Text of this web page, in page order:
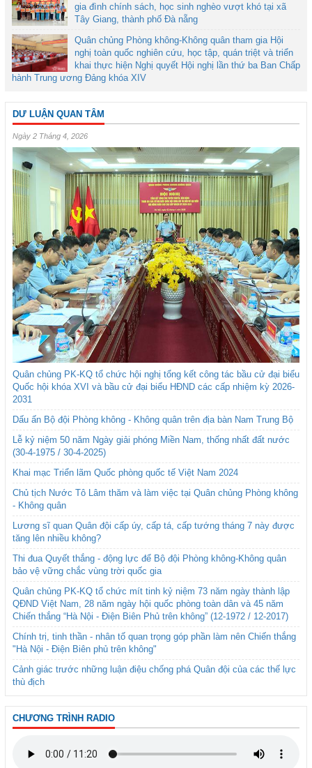
gia đình chính sách, học sinh nghèo vượt khó tại xã
Tây Giang, thành phố Đà nẵng
Quân chủng Phòng không-Không quân tham gia Hội
nghị toàn quốc nghiên cứu, học tập, quán triệt và triển
khai thực hiện Nghị quyết Hội nghị lần thứ ba Ban Chấp
hành Trung ương Đảng khóa XIV
DƯ LUẬN QUAN TÂM
Ngày 2 Tháng 4, 2026
Quân chủng PK-KQ tổ chức hội nghị tổng kết công tác bầu cử đại biểu
Quốc hội khóa XVI và bầu cử đại biểu HĐND các cấp nhiệm kỳ 2026-
2031
Dấu ấn Bộ đội Phòng không - Không quân trên địa bàn Nam Trung Bộ
Lễ kỷ niệm 50 năm Ngày giải phóng Miền Nam, thống nhất đất nước
(30-4-1975 / 30-4-2025)
Khai mạc Triển lãm Quốc phòng quốc tế Việt Nam 2024
Chủ tịch Nước Tô Lâm thăm và làm việc tại Quân chủng Phòng không
- Không quân
Lương sĩ quan Quân đội cấp úy, cấp tá, cấp tướng tháng 7 này được
tăng lên nhiều không?
Thi đua Quyết thắng - động lực để Bộ đội Phòng không-Không quân
bảo vệ vững chắc vùng trời quốc gia
Quân chủng PK-KQ tổ chức mít tinh kỷ niệm 73 năm ngày thành lập
QĐND Việt Nam, 28 năm ngày hội quốc phòng toàn dân và 45 năm
Chiến thắng “Hà Nội - Điện Biên Phủ trên không” (12-1972 / 12-2017)
Chính trị, tinh thần - nhân tố quan trọng góp phần làm nên Chiến thắng
"Hà Nội - Điện Biên phủ trên không"
Cảnh giác trước những luận điệu chống phá Quân đội của các thế lực
thù địch
CHƯƠNG TRÌNH RADIO